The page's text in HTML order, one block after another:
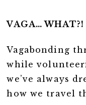
VAGA… WHAT?!
Vagabonding
while
we’ve always
how we travel